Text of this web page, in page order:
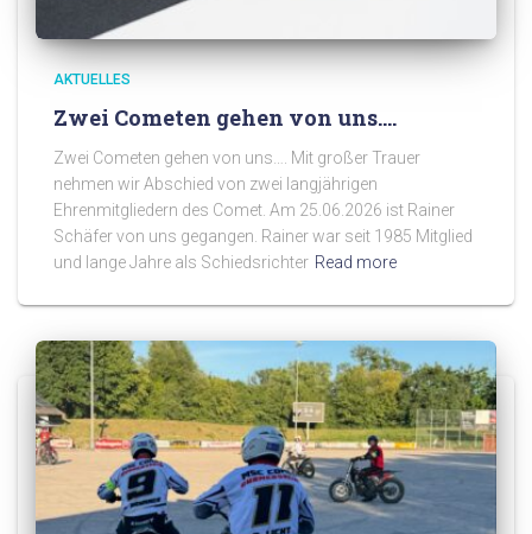
AKTUELLES
Zwei Cometen gehen von uns….
Zwei Cometen gehen von uns…. Mit großer Trauer
nehmen wir Abschied von zwei langjährigen
Ehrenmitgliedern des Comet. Am 25.06.2026 ist Rainer
Schäfer von uns gegangen. Rainer war seit 1985 Mitglied
und lange Jahre als Schiedsrichter Read more